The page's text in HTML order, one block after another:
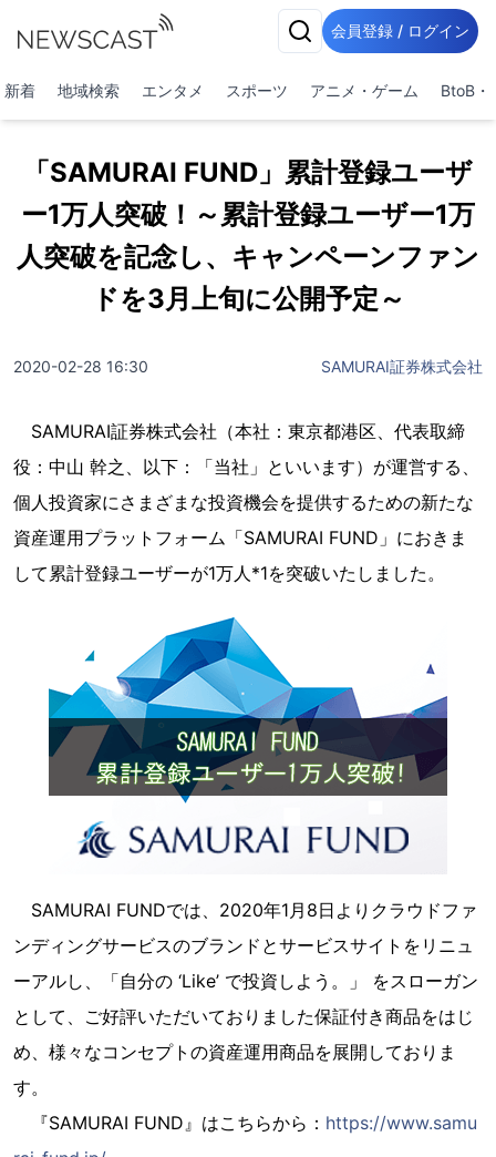
会員登録 / ログイン
新着 地域検索 エンタメ スポーツ アニメ・ゲーム BtoB・
「SAMURAI FUND」累計登録ユーザ
ー1万人突破！～累計登録ユーザー1万
人突破を記念し、キャンペーンファン
ドを3月上旬に公開予定～
2020-02-28 16:30 SAMURAI証券株式会社
SAMURAI証券株式会社（本社：東京都港区、代表取締
役：中山 幹之、以下：「当社」といいます）が運営する、
個人投資家にさまざまな投資機会を提供するための新たな
資産運用プラットフォーム「SAMURAI FUND」におきま
して累計登録ユーザーが1万人*1を突破いたしました。
SAMURAI FUNDでは、2020年1月8日よりクラウドファ
ンディングサービスのブランドとサービスサイトをリニュ
ーアルし、「自分の ‘Like’ で投資しよう。」 をスローガン
として、ご好評いただいておりました保証付き商品をはじ
め、様々なコンセプトの資産運用商品を展開しておりま
す。
『SAMURAI FUND』はこちらから： https://www.samu